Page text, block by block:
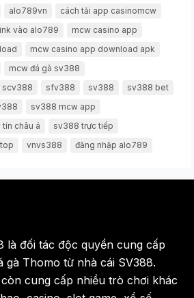
alo789vn
cách tải app casinomcw
vào alo789
mcw casino app
mcw casino app download apk
mcw đá gà sv388
scv388 sfv388 sv388
sv388 bet
sv388 mcw app
châu á
sv388 trực tiếp
vnvs388 đăng nhập alo789
là đối tác độc quyền cung cấp
Thomo từ nhà cái SV388.
cung cấp nhiều trò chơi khác